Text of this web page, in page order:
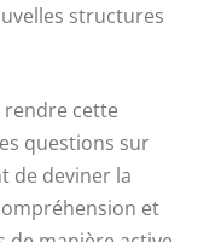
structures
rendre cette
questions sur
de deviner la
et